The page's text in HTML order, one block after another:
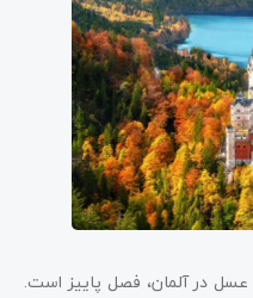
عسل در آلمان، فصل پاییز است.